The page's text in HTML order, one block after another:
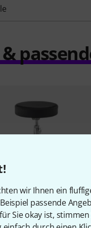
wir Ihnen ein
passende
Sie okay ist,
4429